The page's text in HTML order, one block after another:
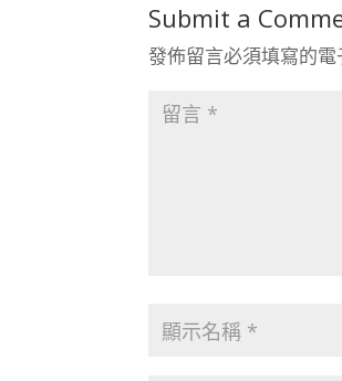
Submit a
發佈留言必須填寫的電